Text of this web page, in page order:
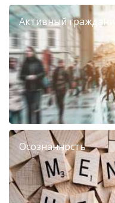
Активный гражданин
Осознанность